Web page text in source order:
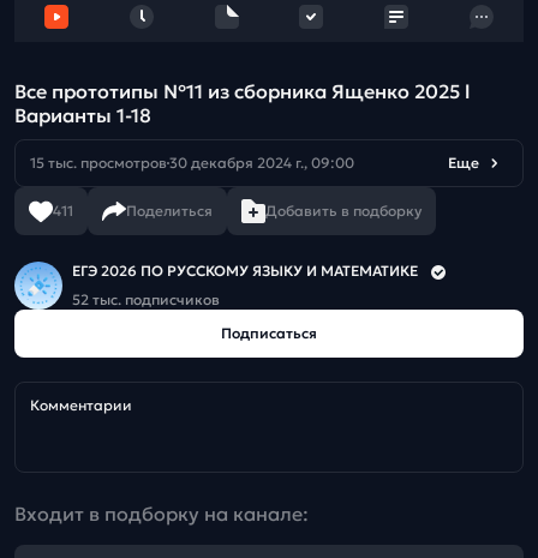
отзыв
Все прототипы №11 из сборника Ященко 2025 l
Варианты 1-18
15 тыс. просмотров 30 декабря 2024 г., 09:00 Еще
411 Поделиться Добавить в подборку
ЕГЭ 2026 ПО РУССКОМУ ЯЗЫКУ И МАТЕМАТИКЕ
52 тыс. подписчиков
Подписаться
Комментарии
Входит в подборку на канале: